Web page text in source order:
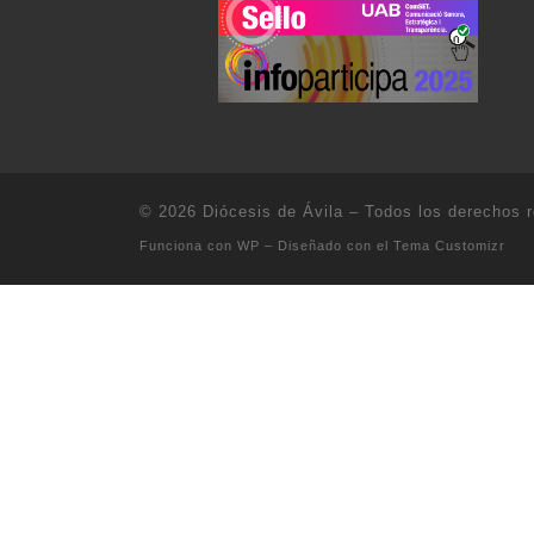
© 2026 Diócesis de Ávila – Todos los derechos
Funciona con WP – Diseñado con el Tema Customizr